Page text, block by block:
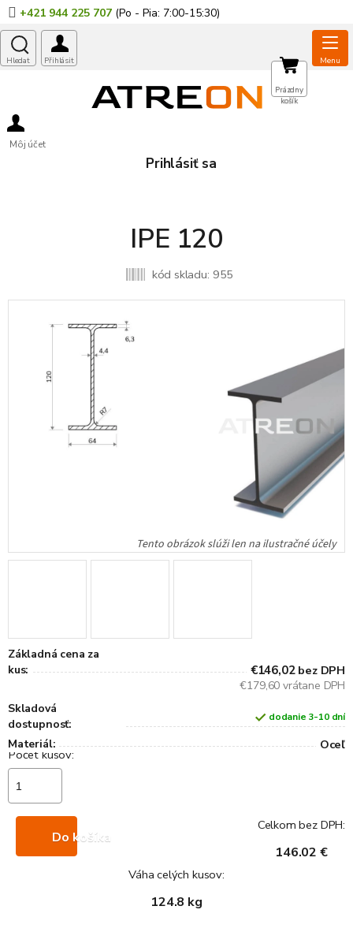
Prejsť
na
obsah
+421 944 225 707
Môj účet
Prihlásiť sa
NÁKUPNÝ
KOŠÍK
Prázdny
košík
IPE 120
kód skladu: 955
Základná cena za
kus:
€146,02 bez DPH
€179,60 vrátane DPH
Skladová
dostupnosť:
dodanie 3-10 dní
Materiál: Oceľ
Do košíka
Váha celých kusov:
124.8 kg
Celkom bez DPH:
146.02 €